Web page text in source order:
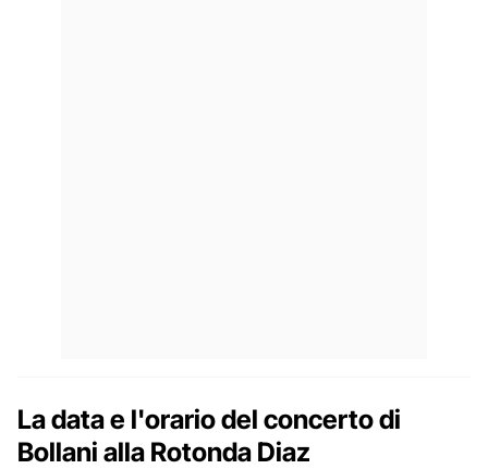
La data e l'orario del concerto di
Bollani alla Rotonda Diaz